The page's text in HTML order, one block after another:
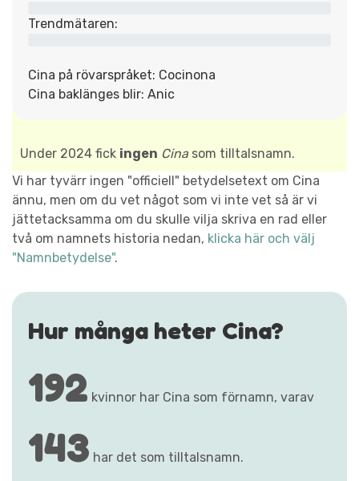
Trendmätaren:
Cina på rövarspråket: Cocinona
Cina baklänges blir: Anic
Under 2024 fick ingen Cinasom tilltalsnamn.
Vi har tyvärr ingen "officiell" betydelsetext om Cina
ännu, men om du vet något som vi inte vet så är vi
jättetacksamma om du skulle vilja skriva en rad eller
två om namnets historia nedan, klicka här och välj
"Namnbetydelse".
Hur många heter Cina?
192 kvinnor har Cina som förnamn, varav
143 har det som tilltalsnamn.